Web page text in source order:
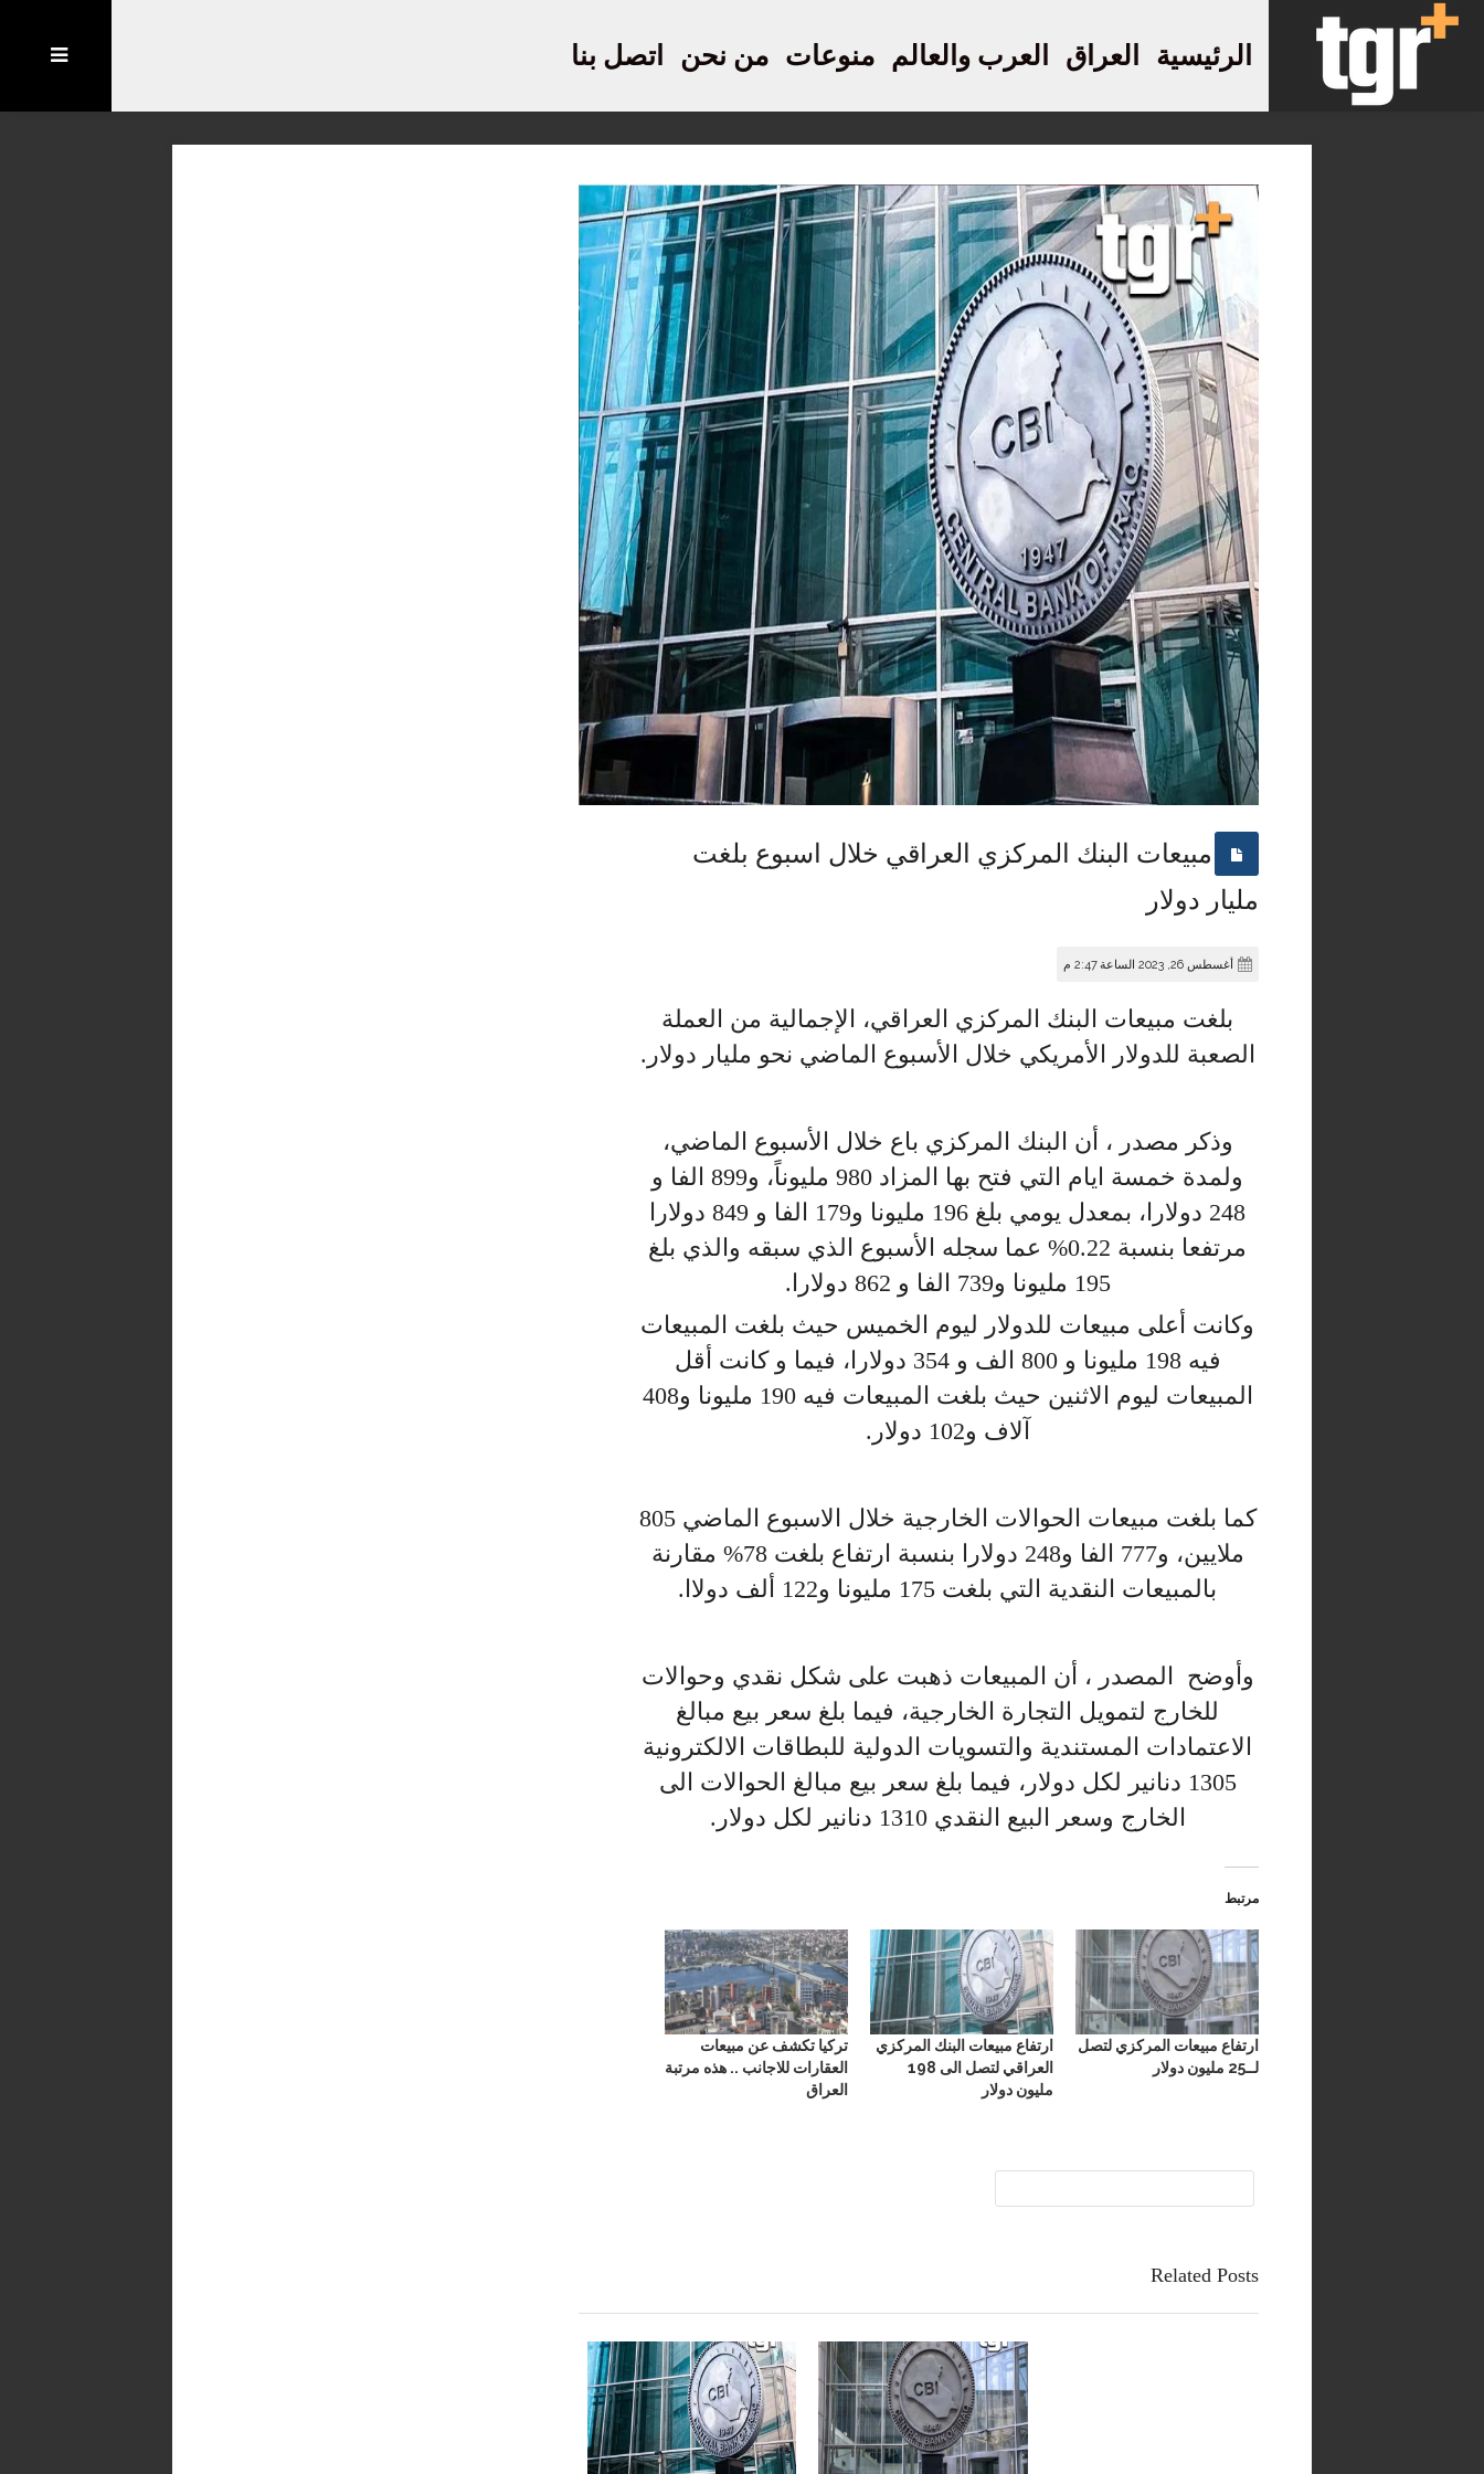
الرئيسية العراق العرب والعالم منوعات من نحن اتصل بنا
مبيعات البنك المركزي العراقي خلال اسبوع بلغت
مليار دولار
أغسطس 26, 2023 الساعة 2:47 م
بلغت مبيعات البنك المركزي العراقي، الإجمالية من العملة
الصعبة للدولار الأمريكي خلال الأسبوع الماضي نحو مليار دولار.
وذكر مصدر ، أن البنك المركزي باع خلال الأسبوع الماضي،
ولمدة خمسة ايام التي فتح بها المزاد 980 مليوناً، و899 الفا و
248 دولارا، بمعدل يومي بلغ 196 مليونا و179 الفا و 849 دولارا
مرتفعا بنسبة 0.22% عما سجله الأسبوع الذي سبقه والذي بلغ
195 مليونا و739 الفا و 862 دولارا.
وكانت أعلى مبيعات للدولار ليوم الخميس حيث بلغت المبيعات
فيه 198 مليونا و 800 الف و 354 دولارا، فيما و كانت أقل
المبيعات ليوم الاثنين حيث بلغت المبيعات فيه 190 مليونا و408
آلاف و102 دولار.
كما بلغت مبيعات الحوالات الخارجية خلال الاسبوع الماضي 805
ملايين، و777 الفا و248 دولارا بنسبة ارتفاع بلغت 78% مقارنة
بالمبيعات النقدية التي بلغت 175 مليونا و122 ألف دولاا.
وأوضح المصدر ، أن المبيعات ذهبت على شكل نقدي وحوالات
للخارج لتمويل التجارة الخارجية، فيما بلغ سعر بيع مبالغ
الاعتمادات المستندية والتسويات الدولية للبطاقات الالكترونية
1305 دنانير لكل دولار، فيما بلغ سعر بيع مبالغ الحوالات الى
الخارج وسعر البيع النقدي 1310 دنانير لكل دولار.
مرتبط
ارتفاع مبيعات المركزي لتصل
لــ25 مليون دولار
ارتفاع مبيعات البنك المركزي
العراقي لتصل الى 198
مليون دولار
تركيا تكشف عن مبيعات
العقارات للاجانب .. هذه مرتبة
العراق
Related Posts